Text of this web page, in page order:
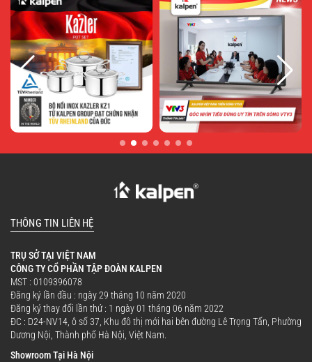
THÔNG TIN LIÊN HỆ
TRỤ SỞ TẠI VIỆT NAM
CÔNG TY CỔ PHẦN TẬP ĐOÀN KALPEN
MST : 0109396078
Đăng ký lần đầu : ngày 29 tháng 10 năm 2020
Đăng ký thay đổi lần thứ : 1 ngày 01 tháng 06 năm 2022
ĐC : D24-NV14, ô số 37, Khu đô thị mới hai bên đường Lê Trọng Tấn, Phường
Dương Nội, Thành phố Hà Nội, Việt Nam.
Showroom Tại Hà Nội